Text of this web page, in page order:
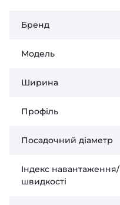
Бренд
Модель
Ширина
Профіль
Посадочний діаметр
Індекс навантаження/
швидкості